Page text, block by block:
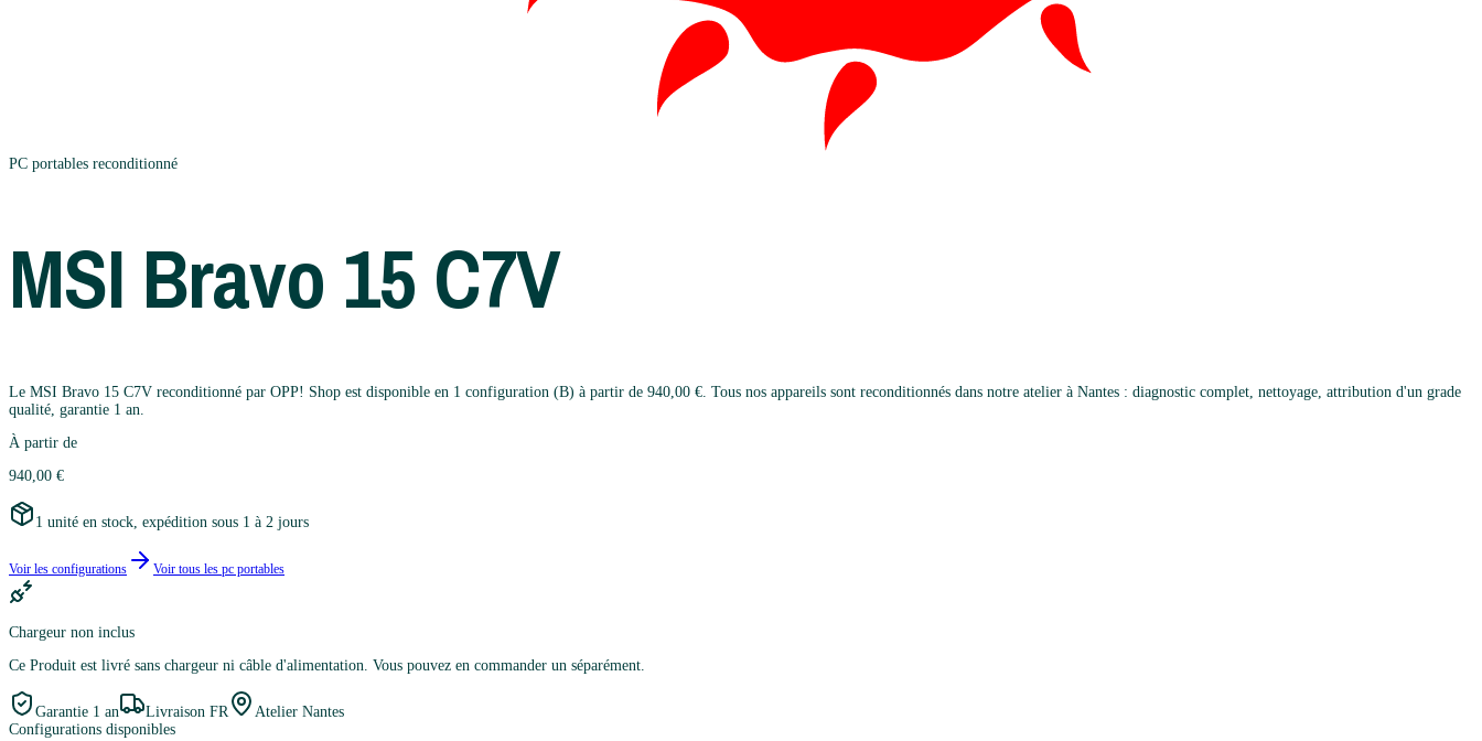
PC portables reconditionné
MSI Bravo 15 C7V
Le MSI Bravo 15 C7V reconditionné par OPP! Shop est disponible en 1 configuration (B) à partir de 940,00 €. Tous nos appareils sont reconditionnés dans notre atelier à Nantes : diagnostic complet, nettoyage, attribution d'un grade
qualité, garantie 1 an.
À partir de
940,00 €
1 unité en stock, expédition sous 1 à 2 jours
Voir les configurations Voir tous les pc portables
Chargeur non inclus
Ce Produit est livré sans chargeur ni câble d'alimentation. Vous pouvez en commander un séparément.
Garantie 1 an Livraison FR
Atelier Nantes
Configurations disponibles